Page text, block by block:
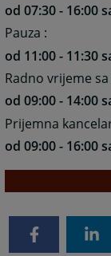
od 07:30 - 16:00
Pauza :
od 11:00 - 11:30
Radno vrijeme
od 09:00 - 14:00
Prijemna
od 09:00 - 16:00